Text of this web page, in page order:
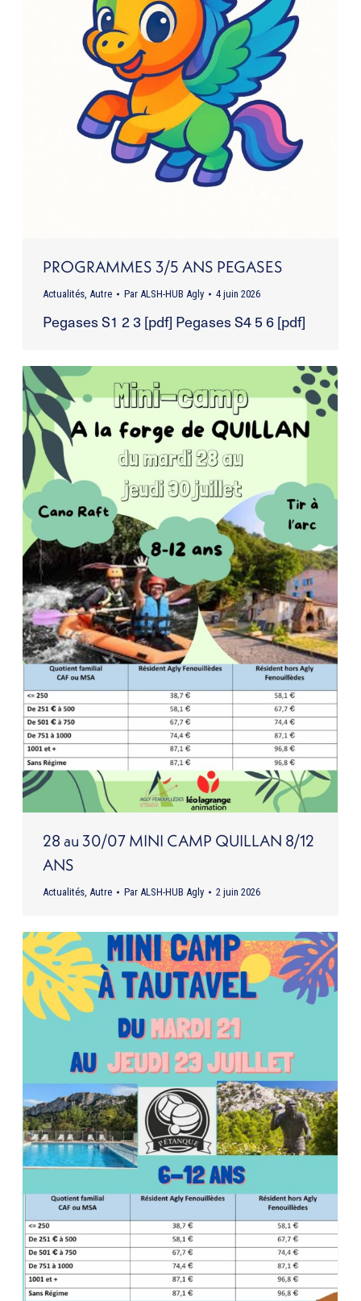
PROGRAMMES 3/5 ANS PEGASES
Actualités, Autre Par ALSH-HUB Agly 4 juin 2026
Pegases S1 2 3 [pdf] Pegases S4 5 6 [pdf]
28 au 30/07 MINI CAMP QUILLAN 8/12
ANS
Actualités, Autre Par ALSH-HUB Agly 2 juin 2026